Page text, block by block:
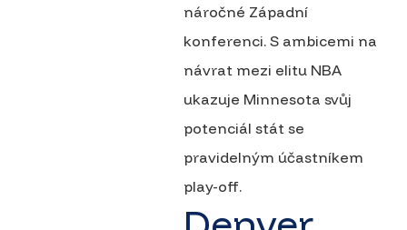
náročné Západní
konferenci. S ambicemi na
návrat mezi elitu NBA
ukazuje Minnesota svůj
potenciál stát se
pravidelným účastníkem
play-off.